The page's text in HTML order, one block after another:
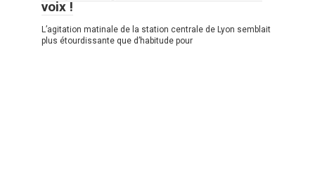
voix !
L’agitation matinale de la station centrale de Lyon semblait
plus étourdissante que d’habitude pour